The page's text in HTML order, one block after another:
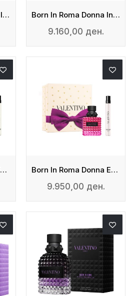
Valentino Uomo Born In Roma Extradose - Parfum Born In Roma Donna Intense 50ml + Travel Spray 10ml
9.160,00 ден.
Born In Roma Uomo Extradose 50ml + Travel Spray 10ml Born In Roma Donna Extradose 50ml + Travel Spray 10ml
9.950,00 ден.